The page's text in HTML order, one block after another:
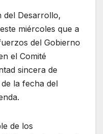
del Desarrollo,
miércoles que a
del Gobierno
el Comité
sincera de
la fecha del
de los